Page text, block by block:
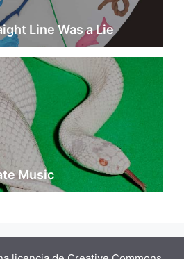
Line Was a Lie
Music